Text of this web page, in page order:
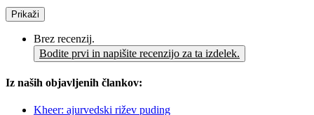
Prikaži
Brez recenzij.
Bodite prvi in napišite recenzijo za ta izdelek.
Iz naših objavljenih člankov:
Kheer: ajurvedski rižev puding